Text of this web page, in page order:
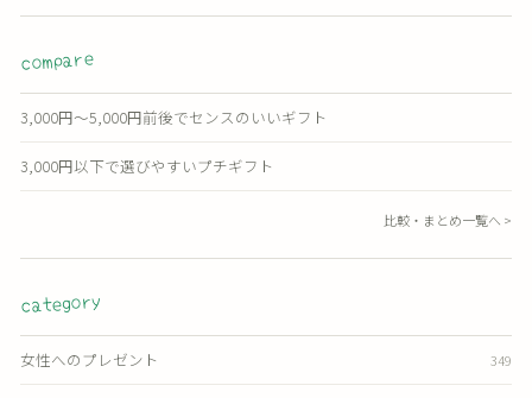
compare
3,000円〜5,000円前後でセンスのいいギフト
3,000円以下で選びやすいプチギフト
比較・まとめ一覧へ >
category
女性へのプレゼント 349